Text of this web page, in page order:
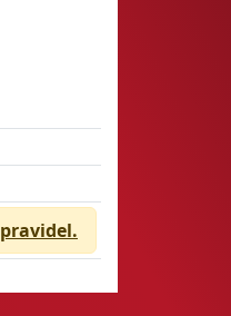
pravidel.